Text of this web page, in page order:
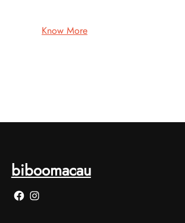
Know More
biboomacau
Facebook Instagram